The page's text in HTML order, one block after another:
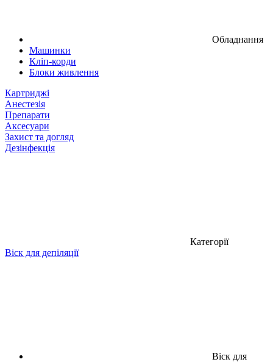
Обладнання
Машинки
Кліп-корди
Блоки живлення
Картриджі
Анестезія
Препарати
Аксесуари
Захист та догляд
Дезінфекція
Категорії
Віск для депіляції
Віск для